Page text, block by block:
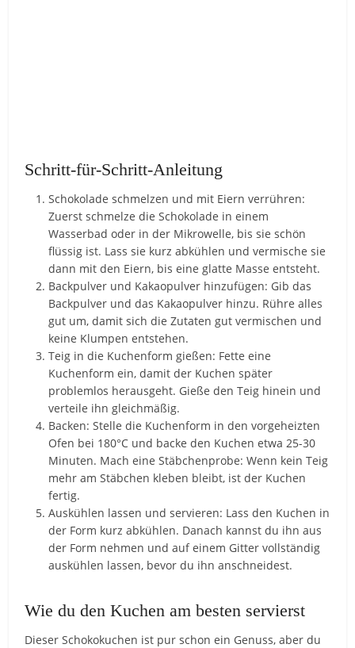
Schritt-für-Schritt-Anleitung
Schokolade schmelzen und mit Eiern verrühren:
Zuerst schmelze die Schokolade in einem
Wasserbad oder in der Mikrowelle, bis sie schön
flüssig ist. Lass sie kurz abkühlen und vermische sie
dann mit den Eiern, bis eine glatte Masse entsteht.
Backpulver und Kakaopulver hinzufügen: Gib das
Backpulver und das Kakaopulver hinzu. Rühre alles
gut um, damit sich die Zutaten gut vermischen und
keine Klumpen entstehen.
Teig in die Kuchenform gießen: Fette eine
Kuchenform ein, damit der Kuchen später
problemlos herausgeht. Gieße den Teig hinein und
verteile ihn gleichmäßig.
Backen: Stelle die Kuchenform in den vorgeheizten
Ofen bei 180°C und backe den Kuchen etwa 25-30
Minuten. Mach eine Stäbchenprobe: Wenn kein Teig
mehr am Stäbchen kleben bleibt, ist der Kuchen
fertig.
Auskühlen lassen und servieren: Lass den Kuchen in
der Form kurz abkühlen. Danach kannst du ihn aus
der Form nehmen und auf einem Gitter vollständig
auskühlen lassen, bevor du ihn anschneidest.
Wie du den Kuchen am besten servierst
Dieser Schokokuchen ist pur schon ein Genuss, aber du